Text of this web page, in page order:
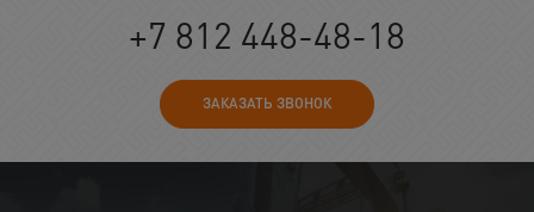
+7 812 448-48-18
ЗАКАЗАТЬ ЗВОНОК